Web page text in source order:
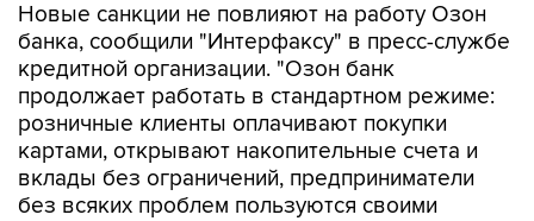
Новые санкции не повлияют на работу Озон
банка, сообщили "Интерфаксу" в пресс-службе
кредитной организации. "Озон банк
продолжает работать в стандартном режиме:
розничные клиенты оплачивают покупки
картами, открывают накопительные счета и
вклады без ограничений, предприниматели
без всяких проблем пользуются своими